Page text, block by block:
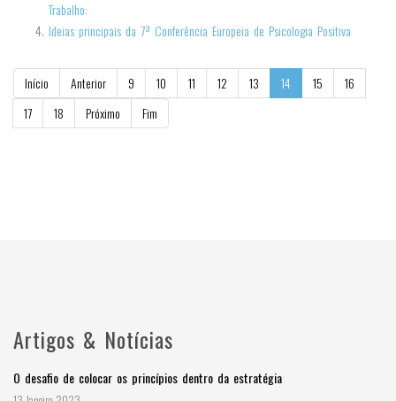
Trabalho:
Ideias principais da 7ª Conferência Europeia de Psicologia Positiva
Início Anterior 9 10 11 12 13 14 15
16
17
18 Próximo Fim
Artigos & Notícias
O desafio de colocar os princípios dentro da estratégia